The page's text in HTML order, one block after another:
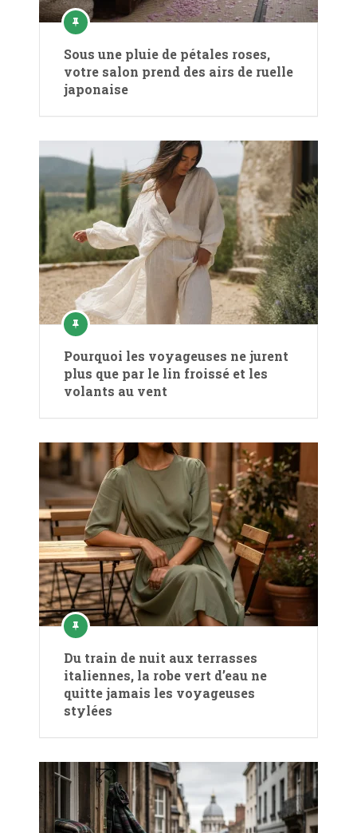
Sous une pluie de pétales roses,
votre salon prend des airs de ruelle
japonaise
Pourquoi les voyageuses ne jurent
plus que par le lin froissé et les
volants au vent
Du train de nuit aux terrasses
italiennes, la robe vert d’eau ne
quitte jamais les voyageuses
stylées